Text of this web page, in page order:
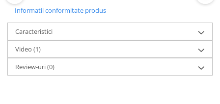
Informatii conformitate produs
Caracteristici
Video (1)
Review-uri(0)